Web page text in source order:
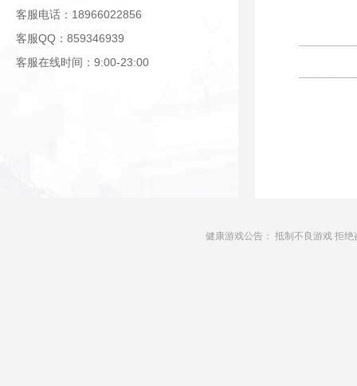
客服电话：18966022856
客服QQ：859346939
客服在线时间：9:00-23:00
健康游戏公告： 抵制不良游戏 拒